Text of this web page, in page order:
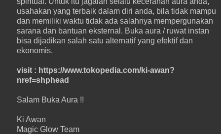
usahakan yang terbaik dalam diri anda, bila tidak mampu
dan memiliki waktu tidak ada salahnya mempergunakan
sarana dan bantuan eksternal. Buka aura / ruwat instan
bisa dijadikan salah satu alternatif yang efektif dan
ekonomis.
visit : https://www.tokopedia.com/ki-awan?
nref=shphead
Salam Buka Aura !!
Ki Awan
Magic Glow Team